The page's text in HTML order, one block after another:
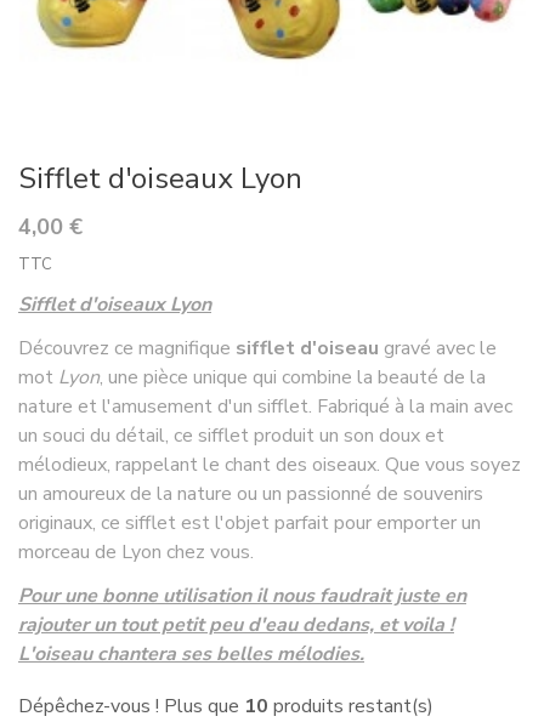
Sifflet d'oiseaux Lyon
4,00 €
TTC
Sifflet d'oiseaux Lyon
Découvrez ce magnifique sifflet d'oiseau gravé avec le
mot Lyon, une pièce unique qui combine la beauté de la
nature et l'amusement d'un sifflet. Fabriqué à la main avec
un souci du détail, ce sifflet produit un son doux et
mélodieux, rappelant le chant des oiseaux. Que vous soyez
un amoureux de la nature ou un passionné de souvenirs
originaux, ce sifflet est l'objet parfait pour emporter un
morceau de Lyon chez vous.
Pour une bonne utilisation il nous faudrait juste en
rajouter un tout petit peu d'eau dedans, et voila !
L'oiseau chantera ses belles mélodies.
Dépêchez-vous ! Plus que 10 produits restant(s)